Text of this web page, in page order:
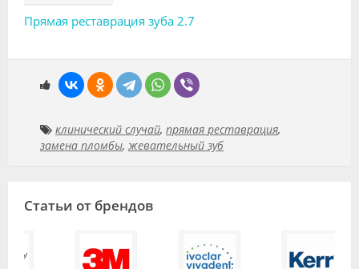
Прямая реставрация зуба 2.7
клинический случай, прямая реставрация,
замена пломбы, жевательный зуб
Статьи от брендов